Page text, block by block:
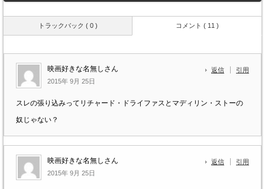
トラックバック ( 0 ) コメント ( 11 )
映画好きな名無しさん
2015年 9月 25日
返信 引用
スレの張り込みってリチャード・ドライファスとマディリン・ストーの
奴じゃない？
映画好きな名無しさん
2015年 9月 25日
返信 引用